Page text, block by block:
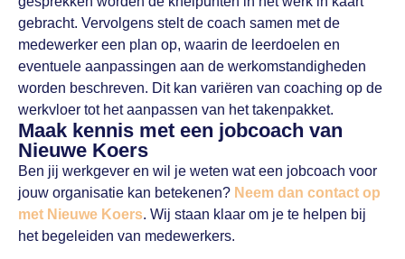
gebracht. Vervolgens stelt de coach samen met de
medewerker een plan op, waarin de leerdoelen en
eventuele aanpassingen aan de werkomstandigheden
worden beschreven. Dit kan variëren van coaching op de
werkvloer tot het aanpassen van het takenpakket.
Maak kennis met een jobcoach van
Nieuwe Koers
Ben jij werkgever en wil je weten wat een jobcoach voor
jouw organisatie kan betekenen? Neem dan contact op
met Nieuwe Koers. Wij staan klaar om je te helpen bij
het begeleiden van medewerkers.